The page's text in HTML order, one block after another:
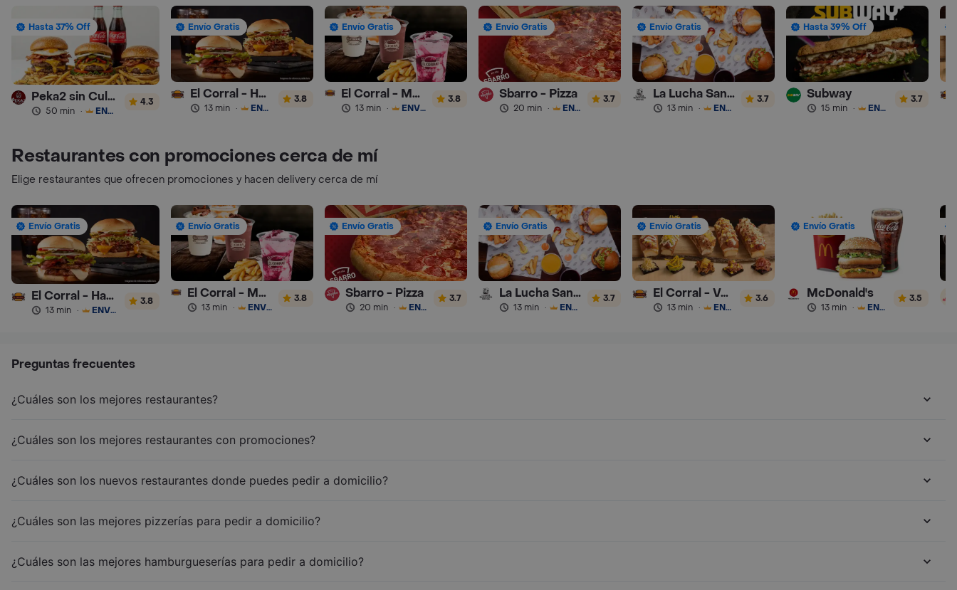
Hasta 37% Off
Peka2 sin Culpa Lourdes
50 min · ENVÍO GRATIS
4.3
Envío Gratis
El Corral - Hamburguesa
13 min · ENVÍO GRATIS
3.8
Envío Gratis
El Corral - Malteadas y Helados
13 min · ENVÍO GRATIS
3.8
Envío Gratis
Sbarro - Pizza
20 min · ENVÍO GRATIS
3.7
Envío Gratis
La Lucha Sanguchería
13 min · ENVÍO GRATIS
3.7
Hasta 39% Off
Subway
15 min · ENVÍO GRATIS
3.7
Restaurantes con promociones cerca de mí
Elige restaurantes que ofrecen promociones y hacen delivery cerca de mí
Envío Gratis
El Corral - Hamburguesa
13 min · ENVÍO GRATIS
3.8
Envío Gratis
El Corral - Malteadas y Helados
13 min · ENVÍO GRATIS
3.8
Envío Gratis
Sbarro - Pizza
20 min · ENVÍO GRATIS
3.7
Envío Gratis
La Lucha Sanguchería
13 min · ENVÍO GRATIS
3.7
Envío Gratis
El Corral - Vaqueros
13 min · ENVÍO GRATIS
3.6
Envío Gratis
McDonald's
13 min · ENVÍO GRATIS
3.5
Preguntas frecuentes
¿Cuáles son los mejores restaurantes?
¿Cuáles son los mejores restaurantes con promociones?
¿Cuáles son los nuevos restaurantes donde puedes pedir a domicilio?
¿Cuáles son las mejores pizzerías para pedir a domicilio?
¿Cuáles son las mejores hamburgueserías para pedir a domicilio?